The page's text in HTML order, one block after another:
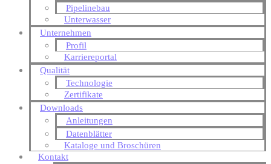
Pipelinebau
Unterwasser
Unternehmen
Profil
Karriereportal
Qualität
Technologie
Zertifikate
Downloads
Anleitungen
Datenblätter
Kataloge und Broschüren
Kontakt